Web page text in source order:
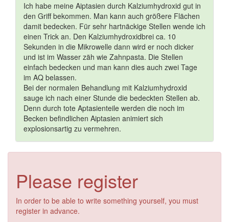
Ich habe meine Aiptasien durch Kalziumhydroxid gut in
den Griff bekommen. Man kann auch größere Flächen
damit bedecken. Für sehr hartnäckige Stellen wende ich
einen Trick an. Den Kalziumhydroxidbrei ca. 10
Sekunden in die Mikrowelle dann wird er noch dicker
und ist im Wasser zäh wie Zahnpasta. Die Stellen
einfach bedecken und man kann dies auch zwei Tage
im AQ belassen.
Bei der normalen Behandlung mit Kalziumhydroxid
sauge ich nach einer Stunde die bedeckten Stellen ab.
Denn durch tote Aptasienteile werden die noch im
Becken befindlichen Aiptasien animiert sich
explosionsartig zu vermehren.
Please register
In order to be able to write something yourself, you must
register in advance.